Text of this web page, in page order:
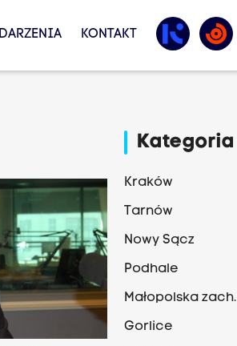
KONTAKT
Kategoria
Kraków
Tarnów
Nowy Sącz
Podhale
Małopolska zach.
Gorlice